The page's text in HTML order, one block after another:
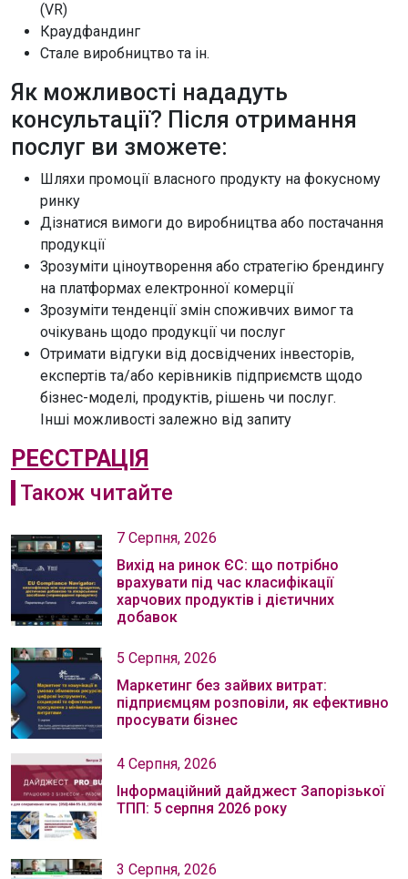
(VR)
Краудфандинг
Стале виробництво та ін.
Як можливості нададуть
консультації? Після отримання
послуг ви зможете:
Шляхи промоції власного продукту на фокусному
ринку
Дізнатися вимоги до виробництва або постачання
продукції
Зрозуміти ціноутворення або стратегію брендингу
на платформах електронної комерції
Зрозуміти тенденції змін споживчих вимог та
очікувань щодо продукції чи послуг
Отримати відгуки від досвідчених інвесторів,
експертів та/або керівників підприємств щодо
бізнес-моделі, продуктів, рішень чи послуг.
Інші можливості залежно від запиту
РЕЄСТРАЦІЯ
Також читайте
7 Серпня, 2026
Вихід на ринок ЄС: що потрібно
врахувати під час класифікації
харчових продуктів і дієтичних
добавок
5 Серпня, 2026
Маркетинг без зайвих витрат:
підприємцям розповіли, як ефективно
просувати бізнес
4 Серпня, 2026
Інформаційний дайджест Запорізької
ТПП: 5 серпня 2026 року
3 Серпня, 2026